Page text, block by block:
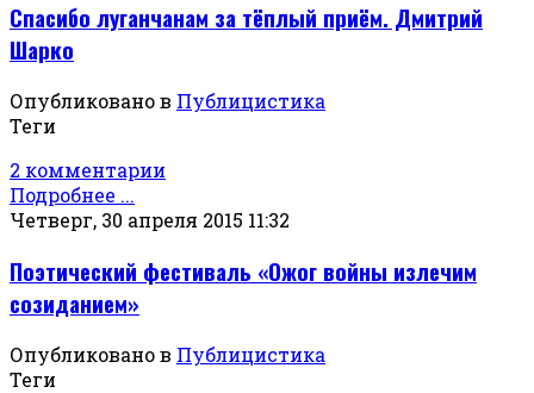
Спасибо луганчанам за тёплый приём. Дмитрий
Шарко
Опубликовано в Публицистика
Теги
2 комментарии
Подробнее ...
Четверг, 30 апреля 2015 11:32
Поэтический фестиваль «Ожог войны излечим
созиданием»
Опубликовано в Публицистика
Теги